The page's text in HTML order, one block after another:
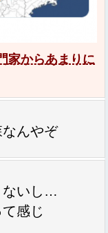
家からあまりに
んやぞ
ないし…
感じ